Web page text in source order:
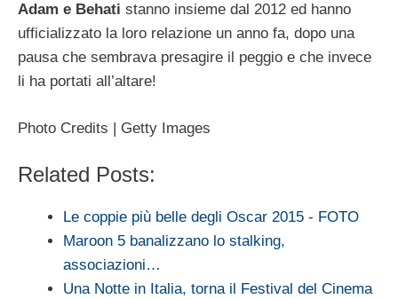
Adam e Behati stanno insieme dal 2012 ed hanno
ufficializzato la loro relazione un anno fa, dopo una
pausa che sembrava presagire il peggio e che invece
li ha portati all’altare!
Photo Credits | Getty Images
Related Posts:
Le coppie più belle degli Oscar 2015 - FOTO
Maroon 5 banalizzano lo stalking,
associazioni…
Una Notte in Italia, torna il Festival del Cinema